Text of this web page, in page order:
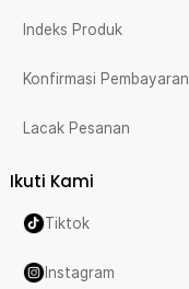
Indeks Produk
Konfirmasi Pembayaran
Lacak Pesanan
Ikuti Kami
Tiktok
Instagram